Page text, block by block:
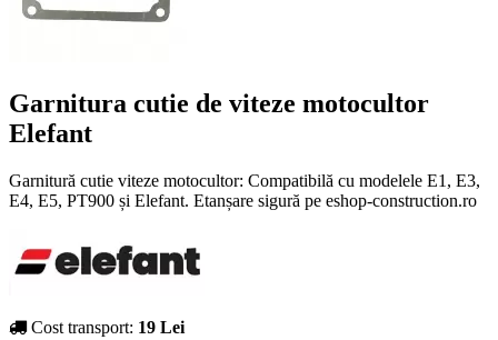
Garnitura cutie de viteze motocultor
Elefant
Garnitură cutie viteze motocultor: Compatibilă cu modelele E1, E3,
E4, E5, PT900 și Elefant. Etanșare sigură pe eshop-construction.ro
Cost transport: 19 Lei